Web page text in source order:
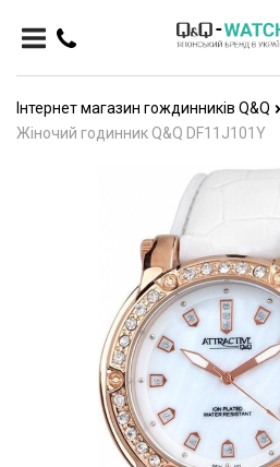
Інтернет магазин гождинників Q&Q
Жіночий годинник Q&Q DF11J101Y